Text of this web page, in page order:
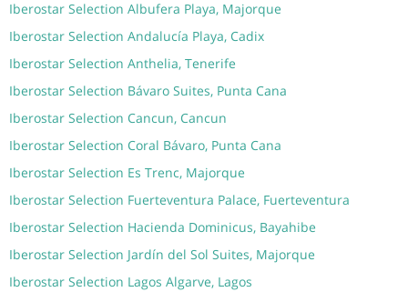
Iberostar Selection Albufera Playa, Majorque
Iberostar Selection Andalucía Playa, Cadix
Iberostar Selection Anthelia, Tenerife
Iberostar Selection Bávaro Suites, Punta Cana
Iberostar Selection Cancun, Cancun
Iberostar Selection Coral Bávaro, Punta Cana
Iberostar Selection Es Trenc, Majorque
Iberostar Selection Fuerteventura Palace, Fuerteventura
Iberostar Selection Hacienda Dominicus, Bayahibe
Iberostar Selection Jardín del Sol Suites, Majorque
Iberostar Selection Lagos Algarve, Lagos